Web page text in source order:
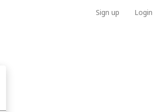
Sign up Login